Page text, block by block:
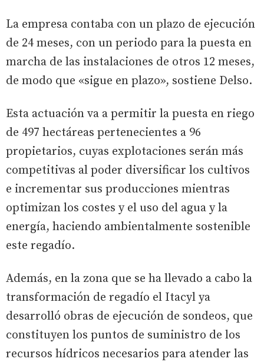
La empresa contaba con un plazo de ejecución
de 24 meses, con un periodo para la puesta en
marcha de las instalaciones de otros 12 meses,
de modo que «sigue en plazo», sostiene Delso.
Esta actuación va a permitir la puesta en riego
de 497 hectáreas pertenecientes a 96
propietarios, cuyas explotaciones serán más
competitivas al poder diversificar los cultivos
e incrementar sus producciones mientras
optimizan los costes y el uso del agua y la
energía, haciendo ambientalmente sostenible
este regadío.
Además, en la zona que se ha llevado a cabo la
transformación de regadío el Itacyl ya
desarrolló obras de ejecución de sondeos, que
constituyen los puntos de suministro de los
recursos hídricos necesarios para atender las